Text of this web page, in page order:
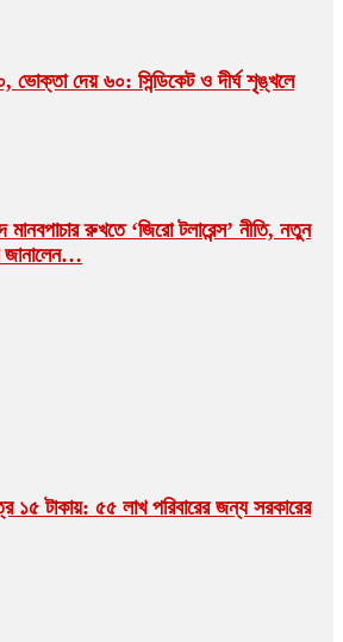
দেয় ৬০: সিন্ডিকেট ও দীর্ঘ শৃঙ্খলে
মানবপাচার রুখতে ‘জিরো টলারেন্স’ নীতি, নতুন
১৫ টাকায়: ৫৫ লাখ পরিবারের জন্য সরকারের